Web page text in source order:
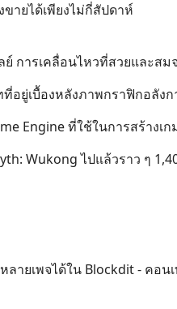
ายได้เพียงไม่กี่สัปดาห์
ย์ การเคลื่อนไหวที่สวยและสม
ยู่เบื้องหลังภาพกราฟิกอลังก
Engine ที่ใช้ในการสร้างเ
Wukong ไปแล้วราว ๆ
ลายเพจได้ใน Blockdit - คอ